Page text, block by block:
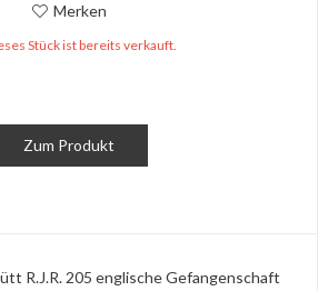
Merken
Stück ist bereits verkauft.
Zum Produkt